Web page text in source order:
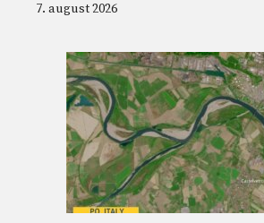
7. august 2026